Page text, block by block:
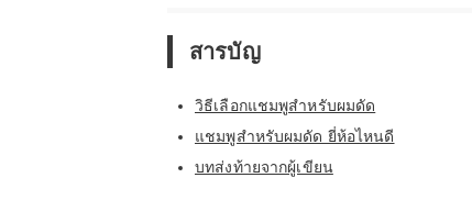
สารบัญ
วิธีเลือกแชมพูสำหรับผมดัด
แชมพูสำหรับผมดัด ยี่ห้อไหนดี
บทส่งท้ายจากผู้เขียน